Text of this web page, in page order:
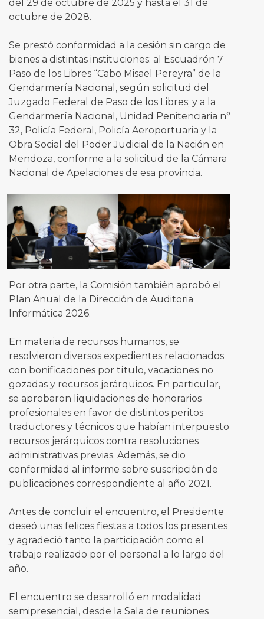
del 29 de octubre de 2025 y hasta el 31 de
octubre de 2028.
Se prestó conformidad a la cesión sin cargo de
bienes a distintas instituciones: al Escuadrón 7
Paso de los Libres “Cabo Misael Pereyra” de la
Gendarmería Nacional, según solicitud del
Juzgado Federal de Paso de los Libres; y a la
Gendarmería Nacional, Unidad Penitenciaria n°
32, Policía Federal, Policía Aeroportuaria y la
Obra Social del Poder Judicial de la Nación en
Mendoza, conforme a la solicitud de la Cámara
Nacional de Apelaciones de esa provincia.
Por otra parte, la Comisión también aprobó el
Plan Anual de la Dirección de Auditoria
Informática 2026.
En materia de recursos humanos, se
resolvieron diversos expedientes relacionados
con bonificaciones por título, vacaciones no
gozadas y recursos jerárquicos. En particular,
se aprobaron liquidaciones de honorarios
profesionales en favor de distintos peritos
traductores y técnicos que habían interpuesto
recursos jerárquicos contra resoluciones
administrativas previas. Además, se dio
conformidad al informe sobre suscripción de
publicaciones correspondiente al año 2021.
Antes de concluir el encuentro, el Presidente
deseó unas felices fiestas a todos los presentes
y agradeció tanto la participación como el
trabajo realizado por el personal a lo largo del
año.
El encuentro se desarrolló en modalidad
semipresencial, desde la Sala de reuniones